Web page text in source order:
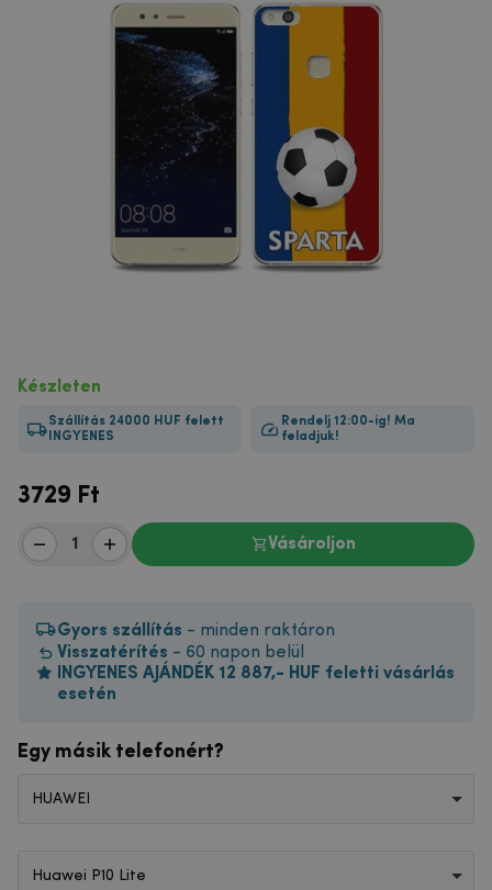
Készleten
Szállítás 24000 HUF felett
INGYENES
Rendelj 12:00-ig! Ma
feladjuk!
3729 Ft
Vásároljon
Gyors szállítás - minden raktáron
Visszatérítés - 60 napon belül
INGYENES AJÁNDÉK 12 887,- HUF feletti vásárlás
esetén
Egy másik telefonért?
HUAWEI
Huawei P10 Lite